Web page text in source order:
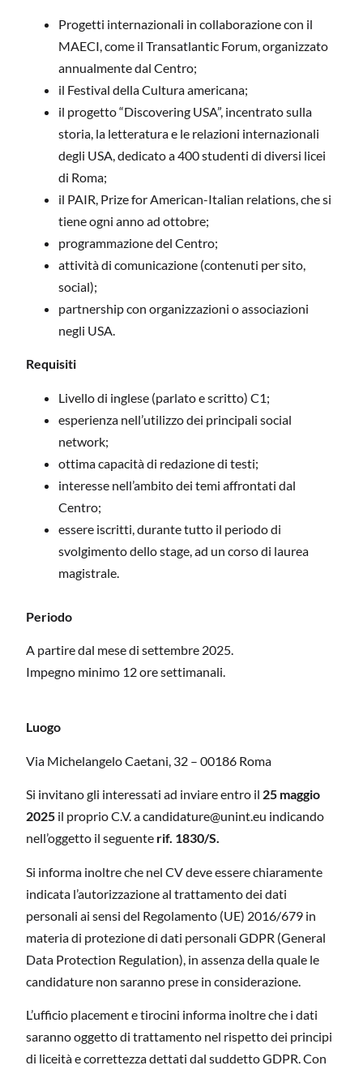
Progetti internazionali in collaborazione con il
MAECI, come il Transatlantic Forum, organizzato
annualmente dal Centro;
il Festival della Cultura americana;
il progetto “Discovering USA”, incentrato sulla
storia, la letteratura e le relazioni internazionali
degli USA, dedicato a 400 studenti di diversi licei
di Roma;
il PAIR, Prize for American-Italian relations, che si
tiene ogni anno ad ottobre;
programmazione del Centro;
attività di comunicazione (contenuti per sito,
social);
partnership con organizzazioni o associazioni
negli USA.
Requisiti
Livello di inglese (parlato e scritto) C1;
esperienza nell’utilizzo dei principali social
network;
ottima capacità di redazione di testi;
interesse nell’ambito dei temi affrontati dal
Centro;
essere iscritti, durante tutto il periodo di
svolgimento dello stage, ad un corso di laurea
magistrale.
Periodo
A partire dal mese di settembre 2025.
Impegno minimo 12 ore settimanali.
Luogo
Via Michelangelo Caetani, 32 – 00186 Roma
Si invitano gli interessati ad inviare entro il 25 maggio
2025 il proprio C.V. a candidature@unint.eu indicando
nell’oggetto il seguente rif. 1830/S.
Si informa inoltre che nel CV deve essere chiaramente
indicata l’autorizzazione al trattamento dei dati
personali ai sensi del Regolamento (UE) 2016/679 in
materia di protezione di dati personali GDPR (General
Data Protection Regulation), in assenza della quale le
candidature non saranno prese in considerazione.
L’ufficio placement e tirocini informa inoltre che i dati
saranno oggetto di trattamento nel rispetto dei principi
di liceità e correttezza dettati dal suddetto GDPR. Con